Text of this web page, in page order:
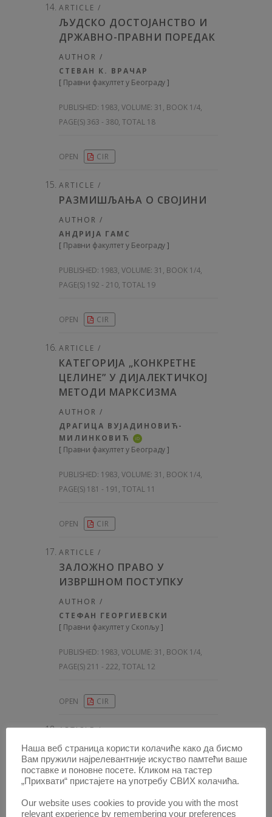
ARTICLE /
ЉУДСКО ДОСТОЈАНСТВО И
ДРЖАВНО-ПРАВНИ ПОРЕДАК
AUTHOR /
СТЕВАН К. ВРАЧАР
[ Правни факултет у Београду]
PUBLISHED: 1983, VOLUME: 31 , BOOK 1/4,
PAGE(S) 363 - 380, TOTAL 18
OPEN CIR
ARTICLE /
РАЗМИШЉАЊА О СВОЈИНИ
AUTHOR /
АНДРИЈА ГАМС
[ Правни факултет у Београду]
PUBLISHED: 1983, VOLUME: 31 , BOOK 1/4,
PAGE(S) 192 - 210, TOTAL 19
OPEN CIR
ARTICLE /
КАТЕГОРИЈА „КОНКРЕТНЕ
ЦЕЛИНЕ” У ДИЈАЛЕКТИЧКОЈ
МЕТОДИ МАРКСИЗМА
AUTHOR /
ДРАГИЦА ВУЈАДИНОВИЋ-
МИЛИНКОВИЋ
iD
[ Правни факултет у Београду]
PUBLISHED: 1983, VOLUME: 31 , BOOK 1/4,
PAGE(S) 181 - 191, TOTAL 11
OPEN CIR
ARTICLE /
ЗАЛОЖНО ПРАВО У
ИЗВРШНОМ ПОСТУПКУ
AUTHOR /
СТЕФАН ГЕОРГИЕВСКИ
[ Правни факултет у Скопљу]
PUBLISHED: 1983, VOLUME: 31 , BOOK 1/4,
PAGE(S) 211 - 222, TOTAL 12
OPEN CIR
ARTICLE /
ПРИЗНАЊЕ И ИЗВРШЕЊЕ
СТРАНИХ АРБИТРАЖНИХ
ОДЛУКА У ТРГОВАЧКИМ
СТВАРИМА
AUTHOR /
Наша веб страница користи колачиће како да бисмо
Вам пружили најрелевантније искуство памтећи ваше
поставке и поновне посете. Кликом на тастер
„Прихвати“ пристајете на употребу СВИХ колачића.
Our website uses cookies to provide you with the most
relevant experience by remembering your preferences